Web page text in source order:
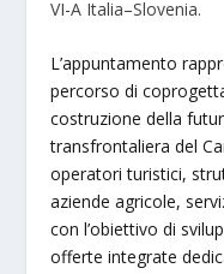
VI-A Italia–Slovenia.
L’appuntamento
percorso di
costruzione della
transfrontaliera del
operatori turistici,
aziende agricole,
con l’obiettivo di
offerte integrate